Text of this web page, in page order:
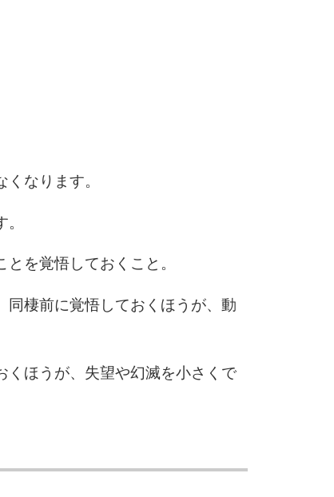
なります。
を覚悟しておくこと。
同棲前に覚悟しておくほうが、動
くほうが、失望や幻滅を小さくで